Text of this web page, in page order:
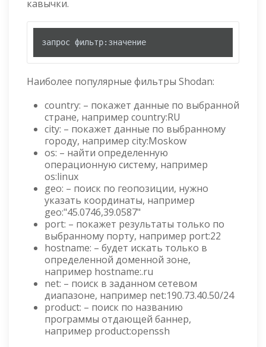
кавычки.
запрос фильтр:значение
Наиболее популярные фильтры Shodan:
country: – покажет данные по выбранной
стране, например country:RU
city: – покажет данные по выбранному
городу, например city:Moskow
os: – найти определенную
операционную систему, например
os:linux
geo: – поиск по геопозиции, нужно
указать координаты, например
geo:"45.0746,39.0587"
port: – покажет результаты только по
выбранному порту, например port:22
hostname: – будет искать только в
определенной доменной зоне,
например hostname:.ru
net: – поиск в заданном сетевом
диапазоне, например net:190.73.40.50/24
product: – поиск по названию
программы отдающей баннер,
например product:openssh